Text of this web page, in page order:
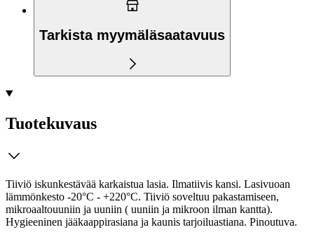
Tarkista myymäläsaatavuus
Tuotekuvaus
Tiiviö iskunkestävää karkaistua lasia. Ilmatiivis kansi. Lasivuoan
lämmönkesto -20°C - +220°C. Tiiviö soveltuu pakastamiseen,
mikroaaltouuniin ja uuniin ( uuniin ja mikroon ilman kantta).
Hygieeninen jääkaappirasiana ja kaunis tarjoiluastiana. Pinoutuva.